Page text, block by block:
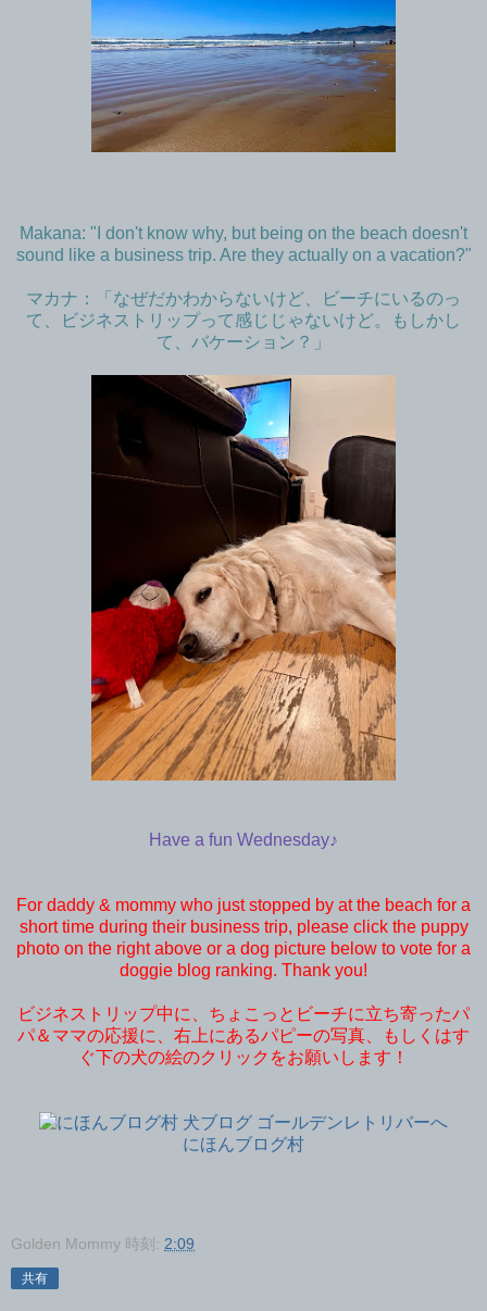
Makana: "I don't know why, but being on the beach doesn't
sound like a business trip. Are they actually on a vacation?"
マカナ：「なぜだかわからないけど、ビーチにいるのっ
て、ビジネストリップって感じじゃないけど。もしかし
て、バケーション？」
Have a fun Wednesday♪
For daddy & mommy who just stopped by at the beach for a
short time during their business trip, please click the puppy
photo on the right above or a dog picture below to vote for a
doggie blog ranking. Thank you!
ビジネストリップ中に、ちょこっとビーチに立ち寄ったパ
パ＆ママの応援に、右上にあるパピーの写真、もしくはす
ぐ下の犬の絵のクリックをお願いします！
にほんブログ村
Golden Mommy 時刻: 2:09
共有